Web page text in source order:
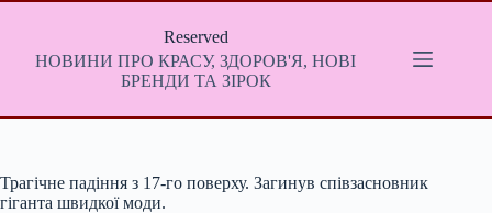
Перейти
Reserved
НОВИНИ ПРО КРАСУ, ЗДОРОВ'Я, НОВІ
БРЕНДИ ТА ЗІРОК
Трагічне падіння з 17-го поверху. Загинув співзасновник
гіганта швидкої моди.